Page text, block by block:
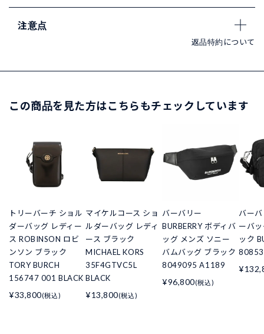
注意点
返品特約について
この商品を見た方はこちらもチェックしています
トリーバーチ ショル
ダーバッグ レディー
ス ROBINSON ロビ
ンソン ブラック
TORY BURCH
156747 001 BLACK
¥33,800(税込)
マイケルコース ショ
ルダーバッグ レディ
ース ブラック
MICHAEL KORS
35F4GTVC5L
BLACK
¥13,800(税込)
バーバリー
BURBERRY ボディバ
ッグ メンズ ソニー
バムバッグ ブラック
8049095 A1189
¥96,800(税込)
バー
ーバ
ック